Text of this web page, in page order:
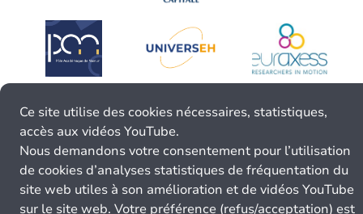
Ce site utilise des cookies nécessaires, statistiques,
accès aux vidéos YouTube.
Nous demandons votre consentement pour l’utilisation
de cookies d’analyses statistiques de fréquentation du
site web utiles à son amélioration et de vidéos YouTube
sur le site web. Votre préférence (refus/acceptation) est